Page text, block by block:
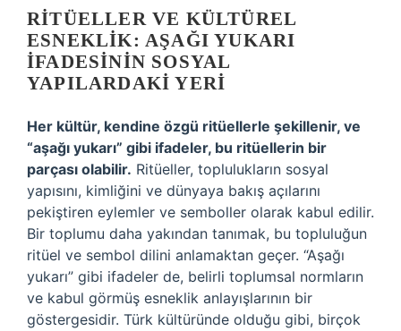
RITÜELLER VE KÜLTÜREL
ESNEKLIK: AŞAĞI YUKARI
İFADESININ SOSYAL
YAPILARDAKI YERI
Her kültür, kendine özgü ritüellerle şekillenir, ve
“aşağı yukarı” gibi ifadeler, bu ritüellerin bir
parçası olabilir. Ritüeller, toplulukların sosyal
yapısını, kimliğini ve dünyaya bakış açılarını
pekiştiren eylemler ve semboller olarak kabul edilir.
Bir toplumu daha yakından tanımak, bu topluluğun
ritüel ve sembol dilini anlamaktan geçer. “Aşağı
yukarı” gibi ifadeler de, belirli toplumsal normların
ve kabul görmüş esneklik anlayışlarının bir
göstergesidir. Türk kültüründe olduğu gibi, birçok